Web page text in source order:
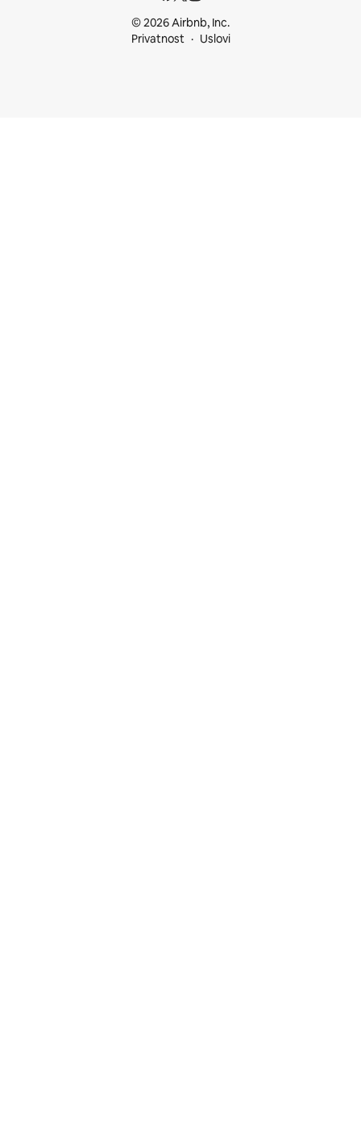
© 2026 Airbnb, Inc.
Privatnost
Uslovi